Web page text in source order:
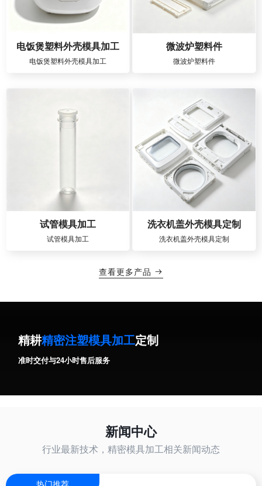
电饭煲塑料外壳模具加工
电饭煲塑料外壳模具加工
微波炉塑料件
微波炉塑料件
试管模具加工
试管模具加工
洗衣机盖外壳模具定制
洗衣机盖外壳模具定制
查看更多产品 
精耕精密注塑模具加工定制
准时交付与24小时售后服务
新闻中心
行业最新技术，精密模具加工相关新闻动态
热门推荐